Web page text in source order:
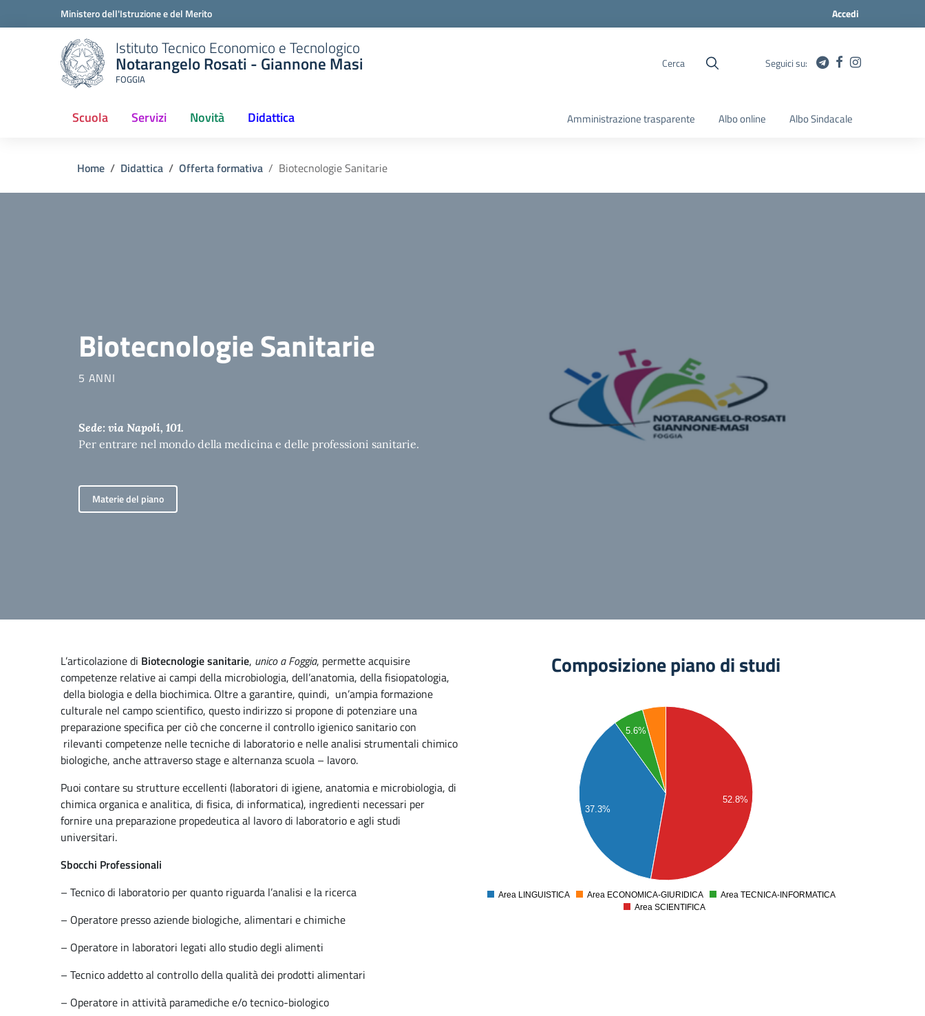
Ministero dell'Istruzione e del Merito Accedi
Istituto Tecnico Economico e Tecnologico
Notarangelo Rosati - Giannone Masi
FOGGIA
Cerca Seguici su:
Scuola Servizi Novità
(current) Didattica Amministrazione trasparente Albo online Albo Sindacale
Home Didattica Offerta formativa Biotecnologie Sanitarie
Biotecnologie Sanitarie
5 ANNI
Sede: via Napoli, 101.
Per entrare nel mondo della medicina e delle professioni sanitarie.
Materie del piano
L’articolazione di Biotecnologie sanitarie, unico a Foggia, permette acquisire
competenze relative ai campi della microbiologia, dell’anatomia, della fisiopatologia,
della biologia e della biochimica. Oltre a garantire, quindi, un’ampia formazione
culturale nel campo scientifico, questo indirizzo si propone di potenziare una
preparazione specifica per ciò che concerne il controllo igienico sanitario con
rilevanti competenze nelle tecniche di laboratorio e nelle analisi strumentali chimico
biologiche, anche attraverso stage e alternanza scuola – lavoro.
Puoi contare su strutture eccellenti (laboratori di igiene, anatomia e microbiologia, di
chimica organica e analitica, di fisica, di informatica), ingredienti necessari per
fornire una preparazione propedeutica al lavoro di laboratorio e agli studi
universitari.
Sbocchi Professionali
– Tecnico di laboratorio per quanto riguarda l’analisi e la ricerca
– Operatore presso aziende biologiche, alimentari e chimiche
– Operatore in laboratori legati allo studio degli alimenti
– Tecnico addetto al controllo della qualità dei prodotti alimentari
– Operatore in attività paramediche e/o tecnico-biologico
Composizione piano di studi
37.3%
5.6%
52.8%
50
70
Area LINGUISTICA Area ECONOMICA-GIURIDICA
Area TECNICA-INFORMATICA
Area SCIENTIFICA